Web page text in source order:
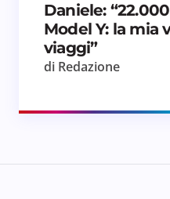
Daniele:
Model Y: la mia
viaggi”
di Redazione